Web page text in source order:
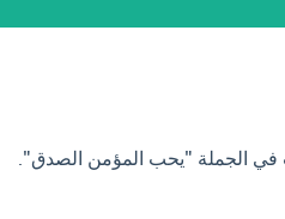
في الجملة "يحب المؤمن الصدق".